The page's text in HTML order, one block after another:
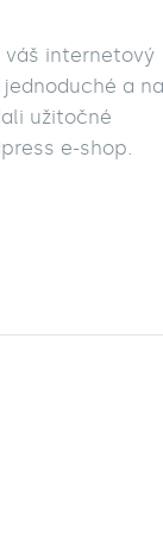
internetový
a na
užitočné
e-shop.